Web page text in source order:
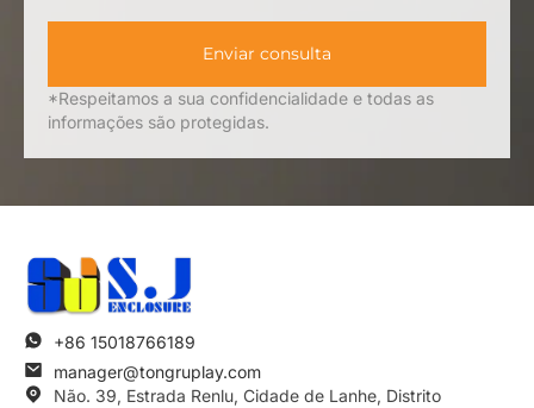
Enviar consulta
*Respeitamos a sua confidencialidade e todas as
informações são protegidas.
+86 15018766189
manager@tongruplay.com
Não. 39, Estrada Renlu, Cidade de Lanhe, Distrito